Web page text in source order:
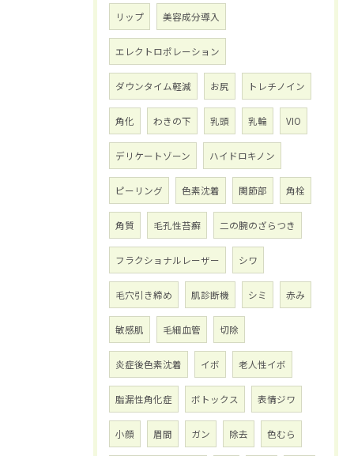
リップ 美容成分導入
エレクトロポレーション
ダウンタイム軽減 お尻 トレチノイン
角化 わきの下 乳頭 乳輪 VIO
デリケートゾーン ハイドロキノン
ピーリング 色素沈着 関節部 角栓
角質 毛孔性苔癬 二の腕のざらつき
フラクショナルレーザー シワ
毛穴引き締め 肌診断機 シミ 赤み
敏感肌 毛細血管 切除
炎症後色素沈着 イボ 老人性イボ
脂漏性角化症 ボトックス 表情ジワ
小顔 眉間 ガン 除去 色むら